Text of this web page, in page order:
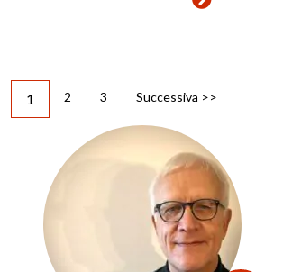
1 2 3 Successiva >>